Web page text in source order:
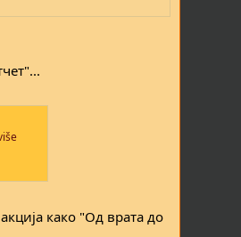
како "Од врата до